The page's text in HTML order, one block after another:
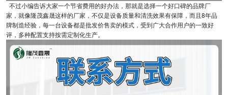
不过小编告诉大家一个节省费用的好办法，那就是选择一个好口碑的品牌厂
家，就像隆茂鑫晟这样的厂家，不仅是设备质量和清洗效果有保障，而且8年品
牌制造经验，每一台设备都是批发价售卖的模式，受到广大合作用户的一致好
评，多种配置支持按需定制化生产。